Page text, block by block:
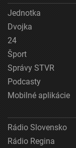
Jednotka
Dvojka
24
Šport
Správy STVR
Podcasty
Mobilné aplikácie
Rádio Slovensko
Rádio Regina